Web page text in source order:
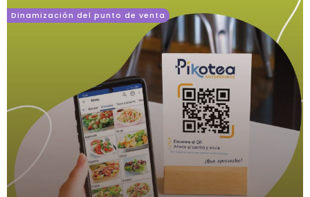
Dinamización del punto de venta